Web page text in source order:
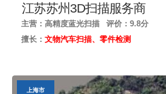
江苏苏州3D扫描服务商
主营：高精度蓝光扫描
评价：9.8分
擅长： 文物汽车扫描、零件检测
上海市